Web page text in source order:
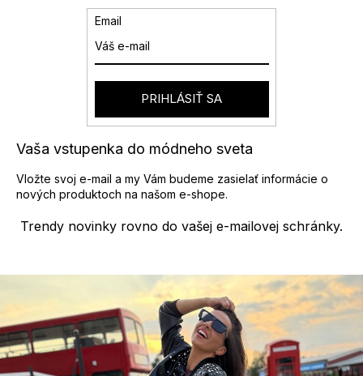
Trendy novinky rovno do vašej e-mailovej schránky.
Vaša vstupenka do módneho sveta
Vložte svoj e-mail a my Vám budeme zasielať informácie o
nových produktoch na našom e-shope.
Email
PRIHLÁSIŤ SA